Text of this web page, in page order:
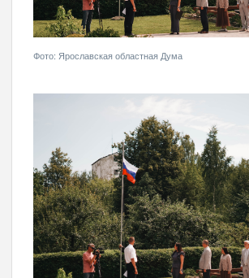
Фото: Ярославская областная Дума